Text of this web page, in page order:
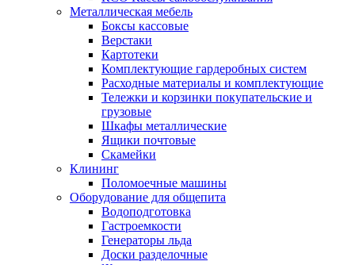
Металлическая мебель
Боксы кассовые
Верстаки
Картотеки
Комплектующие гардеробных систем
Расходные материалы и комплектующие
Тележки и корзинки покупательские и
грузовые
Шкафы металлические
Ящики почтовые
Скамейки
Клининг
Поломоечные машины
Оборудование для общепита
Водоподготовка
Гастроемкости
Генераторы льда
Доски разделочные